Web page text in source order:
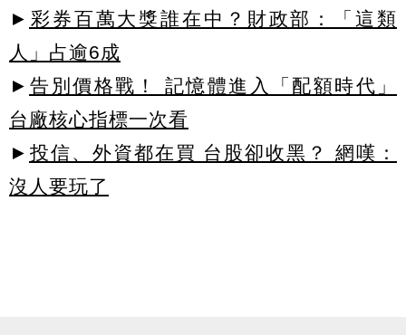
► 彩券百萬大獎誰在中？財政部：「這類
人」占逾6成
► 告別價格戰！ 記憶體進入「配額時代」
台廠核心指標一次看
► 投信、外資都在買 台股卻收黑？ 網嘆：
沒人要玩了